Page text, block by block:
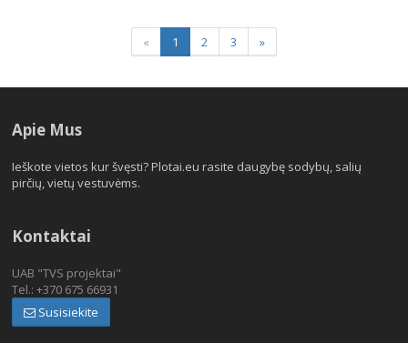
« 1 2 3 »
Apie Mus
Ieškote vietos kur švęsti? Plotai.eu rasite daugybę sodybų, salių
pirčių, vietų vestuvėms.
Kontaktai
UAB "TVS projektai"
Tel.: +370 675 66931
Susisiekite